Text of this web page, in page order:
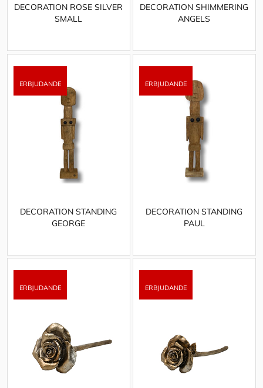
DECORATION ROSE SILVER
SMALL
DECORATION SHIMMERING
ANGELS
DECORATION STANDING
GEORGE
DECORATION STANDING
PAUL